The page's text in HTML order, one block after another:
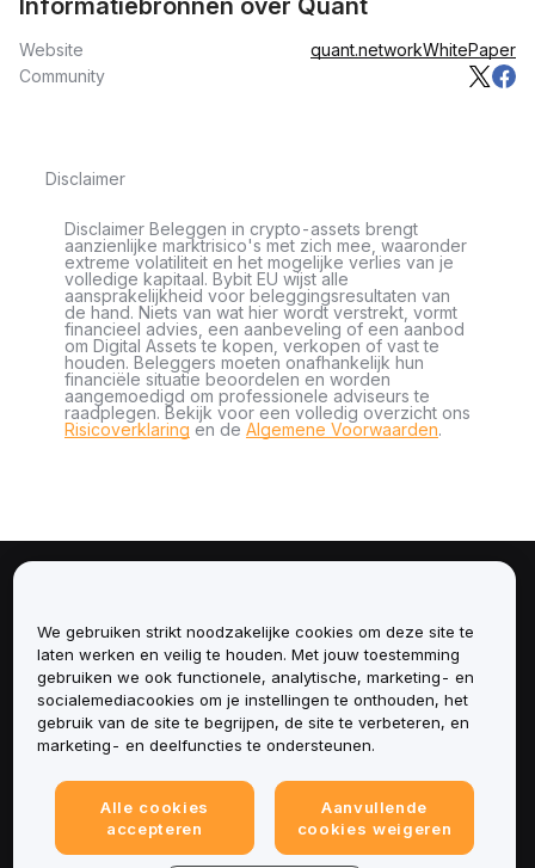
Informatiebronnen over Quant
Website quant.networkWhitePaper
Community
Disclaimer
Disclaimer Beleggen in crypto-assets brengt
aanzienlijke marktrisico's met zich mee, waaronder
extreme volatiliteit en het mogelijke verlies van je
volledige kapitaal. Bybit EU wijst alle
aansprakelijkheid voor beleggingsresultaten van
de hand. Niets van wat hier wordt verstrekt, vormt
financieel advies, een aanbeveling of een aanbod
om Digital Assets te kopen, verkopen of vast te
houden. Beleggers moeten onafhankelijk hun
financiële situatie beoordelen en worden
aangemoedigd om professionele adviseurs te
raadplegen. Bekijk voor een volledig overzicht ons
Risicoverklaring en de Algemene Voorwaarden.
Diensten
Ondersteuning
Juridisch
We gebruiken strikt noodzakelijke cookies om deze site te
laten werken en veilig te houden. Met jouw toestemming
gebruiken we ook functionele, analytische, marketing- en
socialemediacookies om je instellingen te onthouden, het
gebruik van de site te begrijpen, de site te verbeteren, en
marketing- en deelfuncties te ondersteunen.
Alle cookies
accepteren
Aanvullende
cookies weigeren